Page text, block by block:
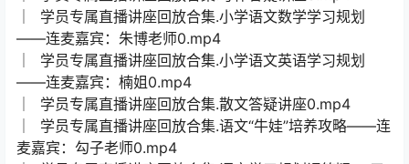
│ 学员专属直播讲座回放合集.小学语文数学学习规划
——连麦嘉宾：朱博老师0.mp4
│ 学员专属直播讲座回放合集.小学语文英语学习规划
——连麦嘉宾：楠姐0.mp4
│ 学员专属直播讲座回放合集.散文答疑讲座0.mp4
│ 学员专属直播讲座回放合集.语文“牛娃”培养攻略——连
麦嘉宾：勾子老师0.mp4